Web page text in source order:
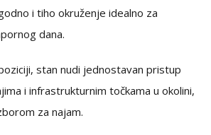
i tiho okruženje idealno za
dana.
stan nudi jednostavan pristup
i infrastrukturnim točkama u okolini,
za najam.